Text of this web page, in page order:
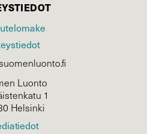
Luonto
1
Helsinki